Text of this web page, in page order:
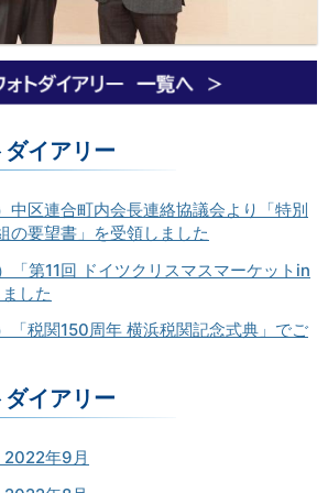
イアリー
中区連合町内会長連絡協議会より「特別
の要望書」を受領しました
「第11回 ドイツクリスマスマーケットin
した
「税関150周年 横浜税関記念式典」でご
イアリー
2022年9月